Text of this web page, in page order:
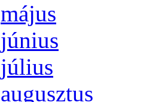
má­jus
jú­ni­us
jú­li­us
au­gusz­tus